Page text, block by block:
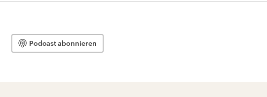
Podcast abonnieren